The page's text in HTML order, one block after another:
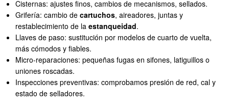
Cisternas: ajustes finos, cambios de mecanismos, sellados.
Grifería: cambio decartuchos, aireadores, juntas y
restablecimiento de laestanqueidad.
Llaves de paso: sustitución por modelos de cuarto de vuelta,
más cómodos y fiables.
Micro-reparaciones: pequeñas fugas en sifones, latiguillos o
uniones roscadas.
Inspecciones preventivas: comprobamos presión de red, cal y
estado de selladores.